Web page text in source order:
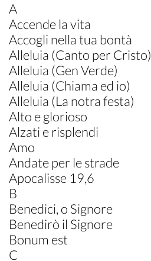
A
Accende la vita
Accogli nella tua bontà
Alleluia (Canto per Cristo)
Alleluia (Gen Verde)
Alleluia (Chiama ed io)
Alleluia (La notra festa)
Alto e glorioso
Alzati e risplendi
Amo
Andate per le strade
Apocalisse 19,6
B
Benedici, o Signore
Benedirò il Signore
Bonum est
C